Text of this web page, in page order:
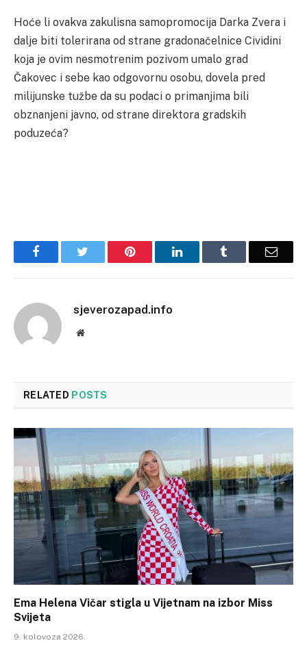
Hoće li ovakva zakulisna samopromocija Darka Zvera i
dalje biti tolerirana od strane gradonačelnice Cividini
koja je ovim nesmotrenim pozivom umalo grad
Čakovec i sebe kao odgovornu osobu, dovela pred
milijunske tužbe da su podaci o primanjima bili
obznanjeni javno, od strane direktora gradskih
poduzeća?
Facebook Pinterest LinkedIn Email
sjeverozapad.info
Website
RELATED POSTS
Ema Helena Vičar stigla u Vijetnam na izbor Miss
Svijeta
9. kolovoza 2026.